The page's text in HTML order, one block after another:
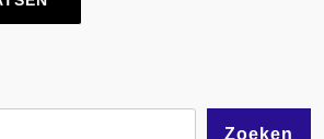
Zoeken